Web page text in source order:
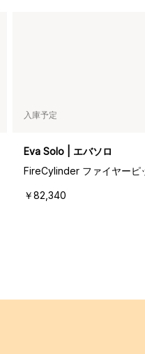
入庫予定
Eva Solo | エバソロ
￥82,340